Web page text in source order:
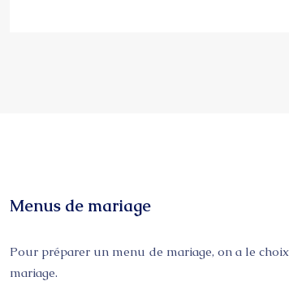
Menus de mariage
Pour préparer un menu de mariage, on a le
mariage.